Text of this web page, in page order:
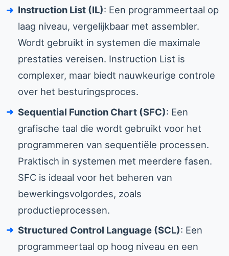
Instruction List (IL): Een programmeertaal op
laag niveau, vergelijkbaar met assembler.
Wordt gebruikt in systemen die maximale
prestaties vereisen. Instruction List is
complexer, maar biedt nauwkeurige controle
over het besturingsproces.
Sequential Function Chart (SFC): Een
grafische taal die wordt gebruikt voor het
programmeren van sequentiële processen.
Praktisch in systemen met meerdere fasen.
SFC is ideaal voor het beheren van
bewerkingsvolgordes, zoals
productieprocessen.
Structured Control Language (SCL): Een
programmeertaal op hoog niveau en een